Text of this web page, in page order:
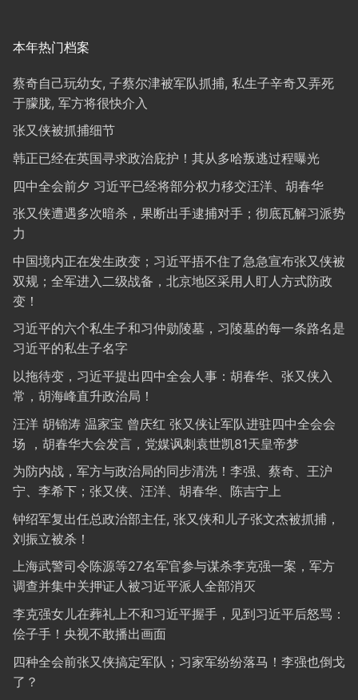
本年热门档案
蔡奇自己玩幼女, 子蔡尔津被军队抓捕, 私生子辛奇又弄死
于朦胧, 军方将很快介入
张又侠被抓捕细节
韩正已经在英国寻求政治庇护！其从多哈叛逃过程曝光
四中全会前夕 习近平已经将部分权力移交汪洋、胡春华
张又侠遭遇多次暗杀，果断出手逮捕对手；彻底瓦解习派势
力
中国境内正在发生政变；习近平捂不住了急急宣布张又侠被
双规；全军进入二级战备，北京地区采用人盯人方式防政
变！
习近平的六个私生子和习仲勋陵墓，习陵墓的每一条路名是
习近平的私生子名字
以拖待变，习近平提出四中全会人事：胡春华、张又侠入
常，胡海峰直升政治局！
汪洋 胡锦涛 温家宝 曾庆红 张又侠让军队进驻四中全会会
场 ，胡春华大会发言，党媒讽刺袁世凯81天皇帝梦
为防内战，军方与政治局的同步清洗！李强、蔡奇、王沪
宁、李希下；张又侠、汪洋、胡春华、陈吉宁上
钟绍军复出任总政治部主任, 张又侠和儿子张文杰被抓捕，
刘振立被杀！
上海武警司令陈源等27名军官参与谋杀李克强一案，军方
调查并集中关押证人被习近平派人全部消灭
李克强女儿在葬礼上不和习近平握手，见到习近平后怒骂：
侩子手！央视不敢播出画面
四种全会前张又侠搞定军队；习家军纷纷落马！李强也倒戈
了？